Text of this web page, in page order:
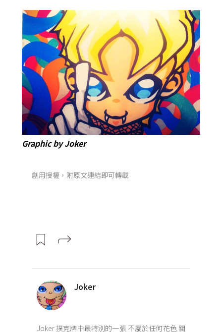
Graphic by Joker
創用授權，附原文連結即可轉載
Joker
Joker 撲克牌中最特別的一張 不屬於任何花色 關